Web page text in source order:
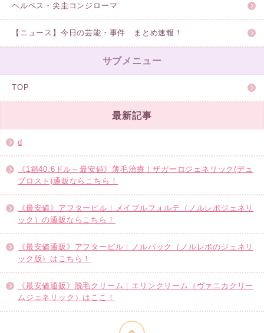
ヘルペス・尖圭コンジローマ
【ニュース】今日の芸能・事件 まとめ速報！
サブメニュー
TOP
最新記事
d
《1箱40.6ドル～最安値》薄毛治療｜ザガーロジェネリック(デュ
プロスト)通販ならこちら！
《最安値》アフターピル｜メイプルフォルテ（ノルレボジェネリ
ック）の通販ならこちら！
《最安値通販》アフターピル｜ノルパック（ノルレボのジェネリ
ック版）はこちら！
《最安値通販》脱毛クリーム｜エリンクリーム（ヴァニカクリー
ムジェネリック）はここ！